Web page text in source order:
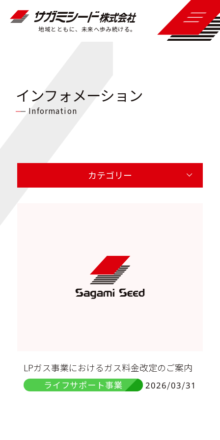
地域とともに、未来へ歩み続ける。
インフォメーション
Information
カテゴリー
LPガス事業におけるガス料金改定のご案内
ライフサポート事業 2026/03/31